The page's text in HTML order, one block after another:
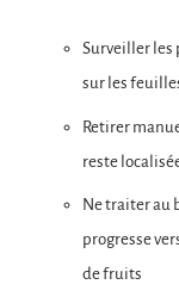
Surveiller les
sur les
Retirer
reste
Ne traiter au
progresse
de fruits